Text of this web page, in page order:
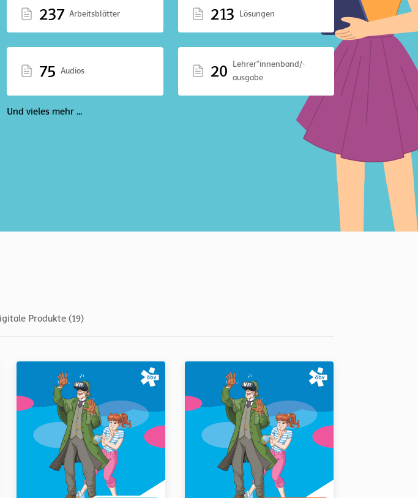
237 Arbeitsblätter 213 Lösungen
75 Audios 20 Lehrer*innenband/-
ausgabe
Und vieles mehr ...
Produkte (19)